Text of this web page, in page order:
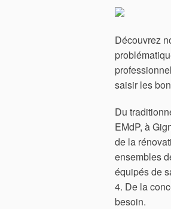
Découvrez
saisir les
Du
EMdP, à
de la
ensembles
équipés de
4. De la
besoin.